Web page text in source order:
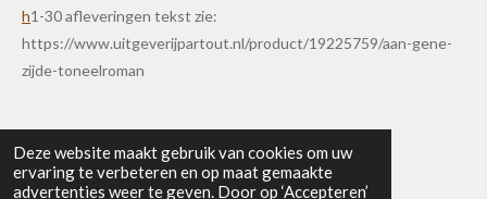
Deze website maakt gebruik van cookies om uw
ervaring te verbeteren en op maat gemaakte
advertenties weer te geven. Door op ‘Accepteren’
h1-30 afleveringen tekst zie:
https://www.uitgeverijpartout.nl/product/19225759/aan-gene-
zijde-toneelroman